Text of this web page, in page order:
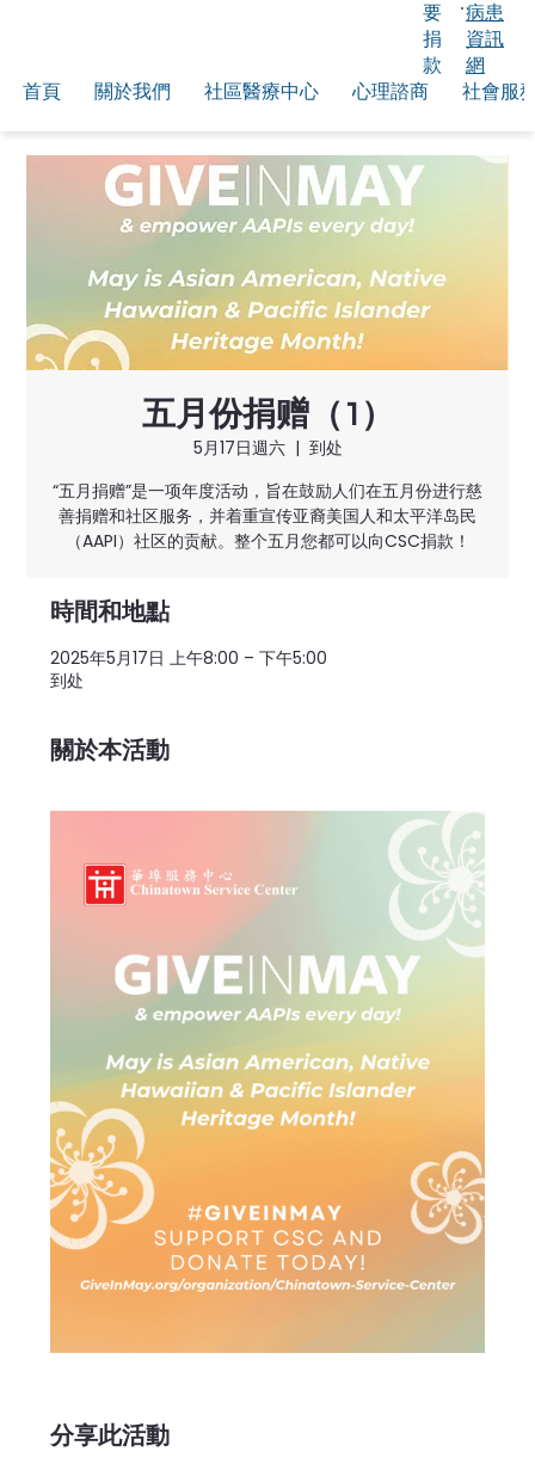
首頁 關於我們 社區醫療中心 心理諮商 社會服
要
捐
款
病患
資訊
網
五月份捐赠（1）
5月17日週六
  |
到处
“五月捐赠”是一项年度活动，旨在鼓励人们在五月份进行慈
善捐赠和社区服务，并着重宣传亚裔美国人和太平洋岛民
（AAPI）社区的贡献。整个五月您都可以向CSC捐款！
時間和地點
2025年5月17日 上午8:00 – 下午5:00
到处
關於本活動
分享此活動